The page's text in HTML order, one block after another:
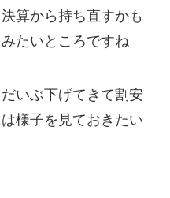
算から持ち直すかも
たいところですね
いぶ下げてきて割安
様子を見ておきたい